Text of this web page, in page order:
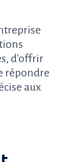
d'offrir
répondre
aux